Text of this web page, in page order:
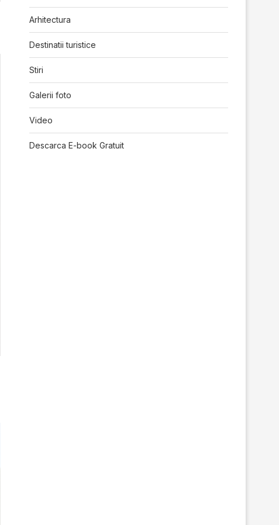
Arhitectura
Destinatii turistice
Stiri
Galerii foto
Video
Descarca E-book Gratuit